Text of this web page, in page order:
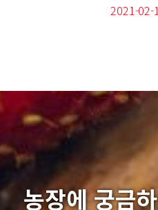
2021-02-
농장에 궁금